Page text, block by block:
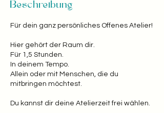
Beschreibung
Für dein ganz persönliches Offenes Atelier!
Hier gehört der Raum dir.
Für 1,5 Stunden.
In deinem Tempo.
Allein oder mit Menschen, die du
mitbringen möchtest.
Du kannst dir deine Atelierzeit frei wählen.